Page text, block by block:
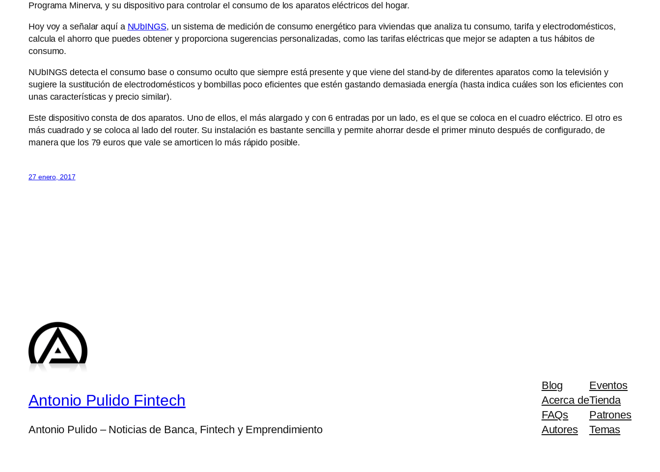
Programa Minerva, y su dispositivo para controlar el consumo de los aparatos eléctricos del hogar.
Hoy voy a señalar aquí a NUbINGS, un sistema de medición de consumo energético para viviendas que analiza tu consumo, tarifa y electrodomésticos,
calcula el ahorro que puedes obtener y proporciona sugerencias personalizadas, como las tarifas eléctricas que mejor se adapten a tus hábitos de
consumo.
NUbINGS detecta el consumo base o consumo oculto que siempre está presente y que viene del stand-by de diferentes aparatos como la televisión y
sugiere la sustitución de electrodomésticos y bombillas poco eficientes que estén gastando demasiada energía (hasta indica cuáles son los eficientes con
unas características y precio similar).
Este dispositivo consta de dos aparatos. Uno de ellos, el más alargado y con 6 entradas por un lado, es el que se coloca en el cuadro eléctrico. El otro es
más cuadrado y se coloca al lado del router. Su instalación es bastante sencilla y permite ahorrar desde el primer minuto después de configurado, de
manera que los 79 euros que vale se amorticen lo más rápido posible.
27 enero, 2017
Antonio Pulido Fintech
Antonio Pulido – Noticias de Banca, Fintech y Emprendimiento
Blog
Acerca de
FAQs
Autores
Eventos
Tienda
Patrones
Temas